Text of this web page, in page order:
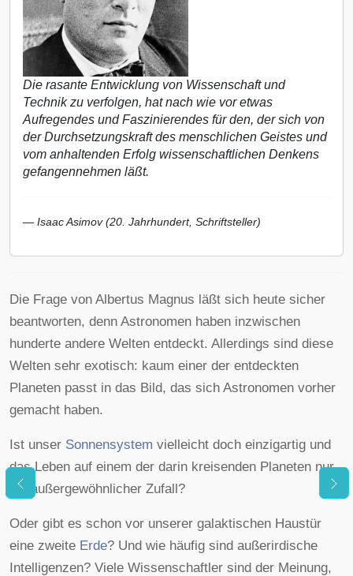
Die rasante Entwicklung von Wissenschaft und
Technik zu verfolgen, hat nach wie vor etwas
Aufregendes und Faszinierendes für den, der sich von
der Durchsetzungskraft des menschlichen Geistes und
vom anhaltenden Erfolg wissenschaftlichen Denkens
gefangennehmen läßt.
— Isaac Asimov (20. Jahrhundert, Schriftsteller)
Die Frage von Albertus Magnus läßt sich heute sicher
beantworten, denn Astronomen haben inzwischen
hunderte andere Welten entdeckt. Allerdings sind diese
Welten sehr exotisch: kaum einer der entdeckten
Planeten passt in das Bild, das sich Astronomen vorher
gemacht haben.
Ist unser Sonnensystem vielleicht doch einzigartig und
das Leben auf einem der darin kreisenden Planeten nur
ein außergewöhnlicher Zufall?
Oder gibt es schon vor unserer galaktischen Haustür
eine zweite Erde? Und wie häufig sind außerirdische
Intelligenzen? Viele Wissenschaftler sind der Meinung,